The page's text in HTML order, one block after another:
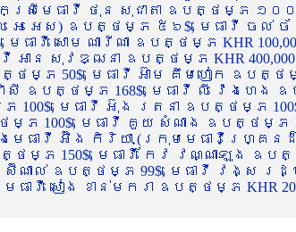
ោកស្រីមេធាវី ថុន សុជាតា ឧបត្ថម្ភ ១០
អេ អេស) ឧបត្ថម្ភ ៥៦$, មេធាវី ចល់
ាវី សោម ណារីណា ឧបត្ថម្ភ KHR
វី អាន សុវឌ្ឍនា ឧបត្ថម្ភ KHR
ម្ភ 50$, មេធាវី អ៊ាម គឹមហៀក ឧបត្ថម្
សី ឧបត្ថម្ភ 168$, មេធាវី លី វ៉េងហេង
មេធាវី អ៊ុង រតនា ឧបត្ថម្ភ
100$, មេធាវី គួយ សំណាង ឧបត្ថម្ភ
ធាវី អ៊ឹង កិរិយា (ក្រុមមេធាវីហ្គ្រេនដ៏)
ម្ភ 150$, មេធាវី កែវ វណ្ណាឡុង ឧបត្ថម្
ណាល់ ឧបត្ថម្ភ 99$, មេធាវី វង្ស រដ្ឋ
វី សៀង ខាន់មករា ឧបត្ថម្ភ KHR